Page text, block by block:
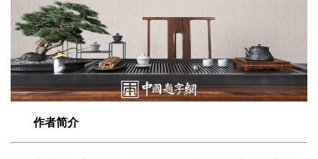
作者简介